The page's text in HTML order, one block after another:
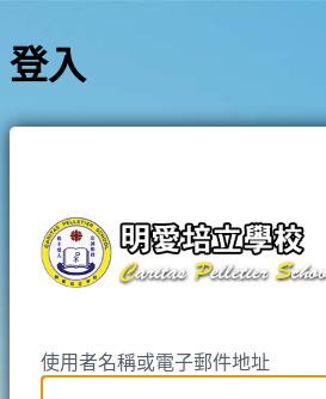
登入
使用者名稱或電子郵件地址